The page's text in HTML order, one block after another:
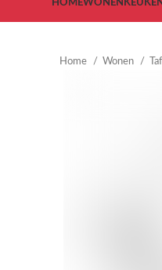
HOMEWONEN KEUKEN
Home Wonen